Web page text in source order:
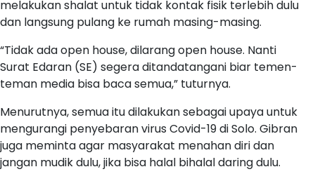
melakukan shalat untuk tidak kontak fisik terlebih dulu
dan langsung pulang ke rumah masing-masing.
“Tidak ada open house, dilarang open house. Nanti
Surat Edaran (SE) segera ditandatangani biar temen-
teman media bisa baca semua,” tuturnya.
Menurutnya, semua itu dilakukan sebagai upaya untuk
mengurangi penyebaran virus Covid-19 di Solo. Gibran
juga meminta agar masyarakat menahan diri dan
jangan mudik dulu, jika bisa halal bihalal daring dulu.